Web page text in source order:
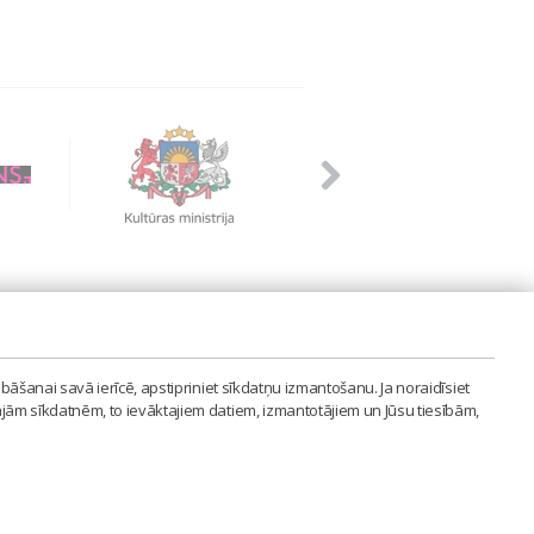
savā ierīcē, apstipriniet sīkdatņu izmantošanu. Ja noraidīsiet
sīkdatnēm, to ievāktajiem datiem, izmantotājiem un Jūsu tiesībām,